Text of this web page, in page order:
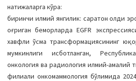
натижаларга кўра:
биринчи илмий янгилик: саратон олди
оғриган беморларда EGFR
хавфли ўсма трансформациясининг
мумкинлиги исботланган,
онкология ва радиология илмий-амалий
филиали онкомаммология бўлимида